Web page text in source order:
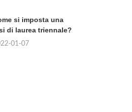
si imposta una
di laurea triennale?
01-07